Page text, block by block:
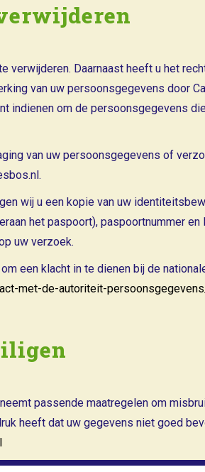
Daarnaast heeft u het
van uw persoonsgegevens door
indienen om de persoonsgegevens
van uw persoonsgegevens of
wij u een kopie van uw
het paspoort), paspoortnummer
uw verzoek.
een klacht in te dienen bij de
met-de-autoriteit-
passende maatregelen om
heeft dat uw gegevens niet goed